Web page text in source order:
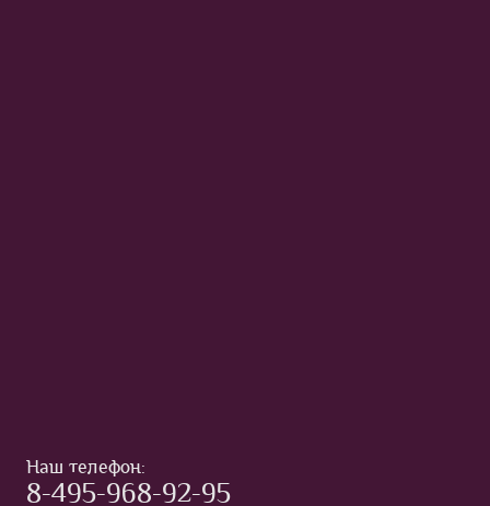
Наш телефон:
8-495-968-92-95